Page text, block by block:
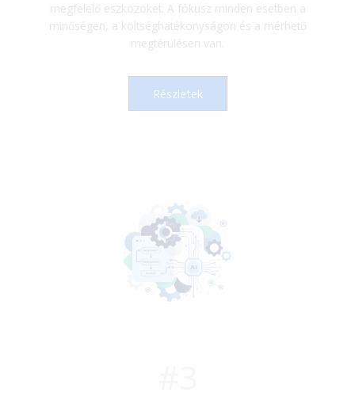
megfelelő eszközöket. A fókusz minden esetben a
minőségen, a költséghatékonyságon és a mérhető
megtérülésen van.
Részletek